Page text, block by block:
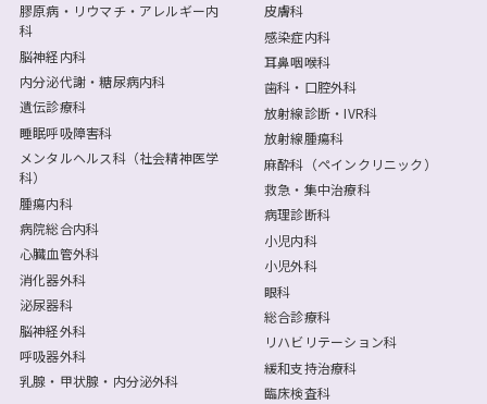
膠原病・リウマチ・アレルギー内
科
脳神経内科
内分泌代謝・糖尿病内科
遺伝診療科
睡眠呼吸障害科
メンタルヘルス科（社会精神医学
科）
腫瘍内科
病院総合内科
心臓血管外科
消化器外科
泌尿器科
脳神経外科
呼吸器外科
乳腺・甲状腺・内分泌外科
皮膚科
感染症内科
耳鼻咽喉科
歯科・口腔外科
放射線診断・IVR科
放射線腫瘍科
麻酔科（ペインクリニック）
救急・集中治療科
病理診断科
小児内科
小児外科
眼科
総合診療科
リハビリテーション科
緩和支持治療科
臨床検査科